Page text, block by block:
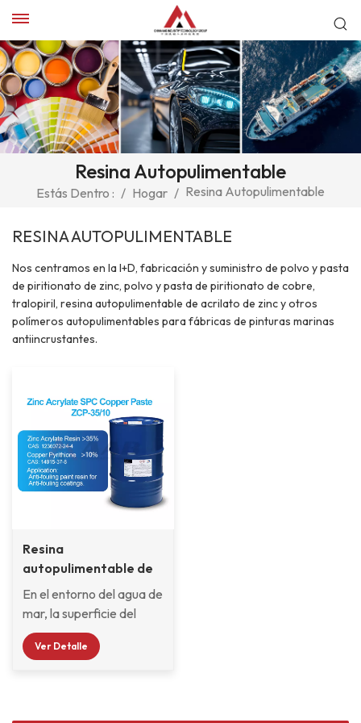
Resina Autopulimentable
Estás Dentro : / Hogar / Resina Autopulimentable
RESINA AUTOPULIMENTABLE
Nos centramos en la I+D, fabricación y suministro de polvo y pasta
de piritionato de zinc, polvo y pasta de piritionato de cobre,
tralopiril, resina autopulimentable de acrilato de zinc y otros
polímeros autopulimentables para fábricas de pinturas marinas
antiincrustantes.
Resina
autopulimentable de
acrilato de zinc
En el entorno del agua de
mar, la superficie del
barco se adhiere
fácilmente mediante
Ver Detalle